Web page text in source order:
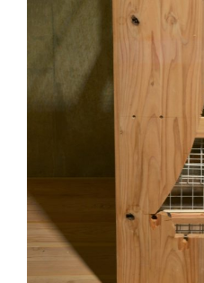
小さな廃材の山
れて
2023-09-18
組み
件は死守
なくても
下がっている、など
タテ材、ヨ
001箱から010箱ま
し
011-
捨てられていた天板を、
012-
013-
014-
015-
016-2023-10-
017-2023-10-
018-2023-10-
019-2023-11-
020-2023-11-